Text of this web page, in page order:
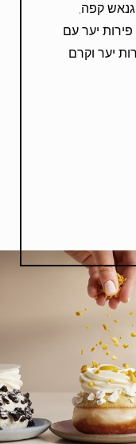
גנאש קפה,
פירות יער עם
יער וקרם